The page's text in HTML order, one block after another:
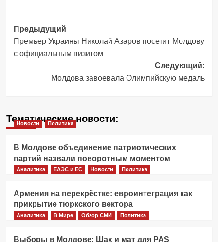
Навигация
записи
Предыдущий
Премьер Украины Николай Азаров посетит Молдову
с официальным визитом
Следующий:
Молдова завоевала Олимпийскую медаль
Тематические новости:
Новости Политика
В Молдове объединение патриотических
партий назвали поворотным моментом
Аналитика ЕАЭС и ЕС Новости Политика
Армения на перекрёстке: евроинтеграция как
прикрытие тюркского вектора
Аналитика В Мире Обзор СМИ Политика
Выборы в Молдове: Шах и мат для PAS